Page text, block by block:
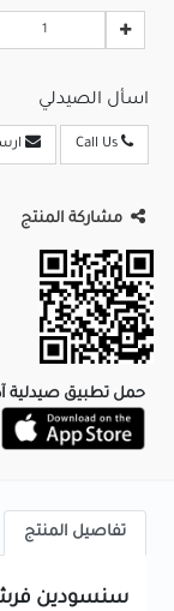
اسأل الصيدلي
مشاركة المنتج
حمل تطبيق صيدلية
تفاصيل المنتج
سنسودين